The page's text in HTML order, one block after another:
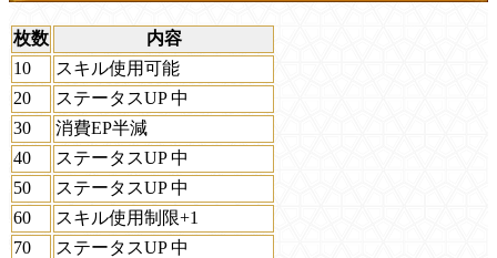
枚数
内容
10
スキル使用可能
20
ステータスUP 中
30
消費EP半減
40
ステータスUP 中
50
ステータスUP 中
60
スキル使用制限+1
70
ステータスUP 中